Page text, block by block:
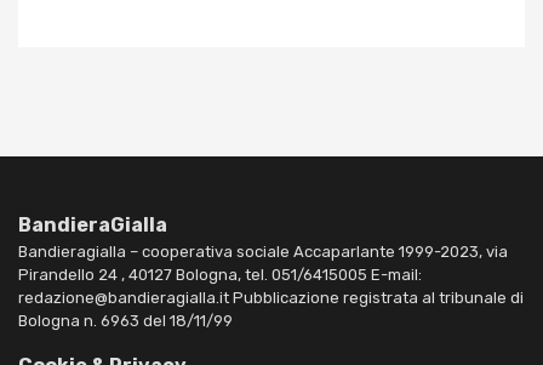
BandieraGialla
Bandieragialla – cooperativa sociale Accaparlante 1999-2023, via
Pirandello 24 , 40127 Bologna, tel. 051/6415005 E-mail:
redazione@bandieragialla.it Pubblicazione registrata al tribunale di
Bologna n. 6963 del 18/11/99